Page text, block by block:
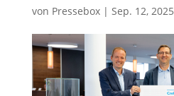
von Pressebox| Sep. 12, 2025